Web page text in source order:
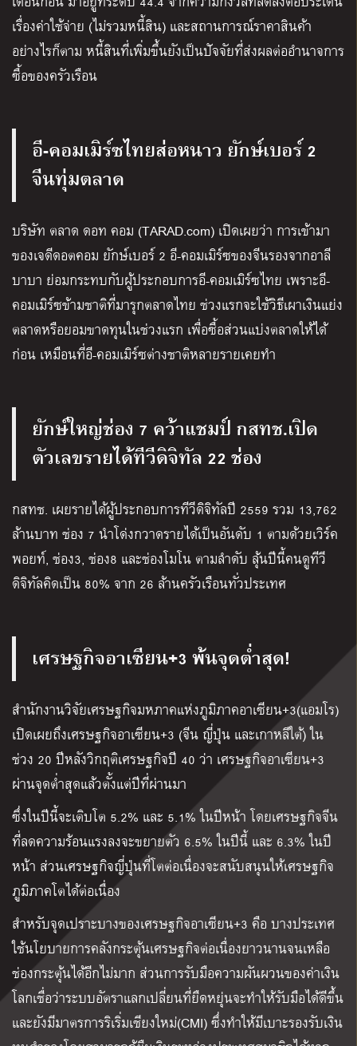
เรื่องค่าใช้จ่าย (ไม่รวมหนี้สิน) และสถานการณ์ราคาสินค้า
อย่างไรก็ตาม หนี้สินที่เพิ่มขึ้นยังเป็นปัจจัยที่ส่งผลต่ออำนาจการ
ซื้อของครัวเรือน
อี-คอมเมิร์ซไทยส่อหนาว ยักษ์เบอร์ 2
จีนทุ่มตลาด
บริษัท ตลาด ดอท คอม (TARAD.com) เปิดเผยว่า การเข้ามา
ของเจดีดอตคอม ยักษ์เบอร์ 2 อี-คอมเมิร์ซของจีนรองจากอาลี
บาบา ย่อมกระทบกับผู้ประกอบการอี-คอมเมิร์ซไทย เพราะอี-
คอมเมิร์ซข้ามชาติที่มารุกตลาดไทย ช่วงแรกจะใช้วิธีเผาเงินแย่ง
ตลาดหรือยอมขาดทุนในช่วงแรก เพื่อซื้อส่วนแบ่งตลาดให้ได้
ก่อน เหมือนที่อี-คอมเมิร์ซต่างชาติหลายรายเคยทำ
ยักษ์ใหญ่ช่อง 7 คว้าแชมป์ กสทช.เปิด
ตัวเลขรายได้ทีวีดิจิทัล 22 ช่อง
กสทช. เผยรายได้ผู้ประกอบการทีวีดิจิทัลปี 2559 รวม 13,762
ล้านบาท ช่อง 7 นำโด่งกวาดรายได้เป็นอันดับ 1 ตามด้วยเวิร์ค
พอยท์, ช่อง3, ช่อง8 และช่องโมโน ตามลำดับ ลุ้นปีนี้คนดูทีวี
ดิจิทัลคิดเป็น 80% จาก 26 ล้านครัวเรือนทั่วประเทศ
เศรษฐกิจอาเซียน+3 พ้นจุดต่ำสุด!
สำนักงานวิจัยเศรษฐกิจมหภาคแห่งภูมิภาคอาเซียน+3(แอมโร)
เปิดเผยถึงเศรษฐกิจอาเซียน+3 (จีน ญี่ปุ่น และเกาหลีใต้) ใน
ช่วง 20 ปีหลังวิกฤติเศรษฐกิจปี 40 ว่า เศรษฐกิจอาเซียน+3
ผ่านจุดต่ำสุดแล้วตั้งแต่ปีที่ผ่านมา
ซึ่งในปีนี้จะเติบโต 5.2% และ 5.1% ในปีหน้า โดยเศรษฐกิจจีน
ที่ลดความร้อนแรงลงจะขยายตัว 6.5% ในปีนี้ และ 6.3% ในปี
หน้า ส่วนเศรษฐกิจญี่ปุ่นที่โตต่อเนื่องจะสนับสนุนให้เศรษฐกิจ
ภูมิภาคโตได้ต่อเนื่อง
สำหรับจุดเปราะบางของเศรษฐกิจอาเซียน+3 คือ บางประเทศ
ใช้นโยบายการคลังกระตุ้นเศรษฐกิจต่อเนื่องยาวนานจนเหลือ
ช่องกระตุ้นได้อีกไม่มาก ส่วนการรับมือความผันผวนของค่าเงิน
โลกเชื่อว่าระบบอัตราแลกเปลี่ยนที่ยืดหยุ่นจะทำให้รับมือได้ดีขึ้น
และยังมีมาตรการริเริ่มเชียงใหม่(CMI) ซึ่งทำให้มีเบาะรองรับเงิน